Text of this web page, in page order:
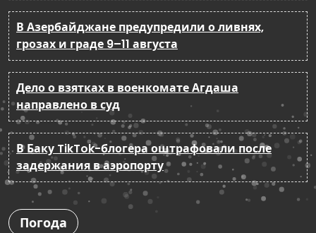
В Азербайджане предупредили о ливнях,
грозах и граде 9–11 августа
Дело о взятках в военкомате Агдаша
направлено в суд
В Баку TikTok-блогера оштрафовали после
задержания в аэропорту
Погода